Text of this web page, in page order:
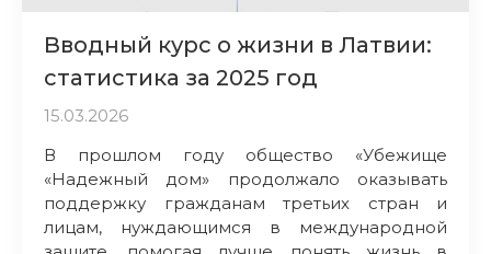
Вводный курс о жизни в Латвии:
статистика за 2025 год
15.03.2026
В прошлом году общество «Убежище
«Надежный дом» продолжало оказывать
поддержку гражданам третьих стран и
лицам, нуждающимся в международной